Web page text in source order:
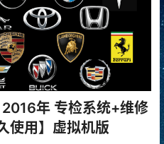
年 专检系统+维修
使用】虚拟机版